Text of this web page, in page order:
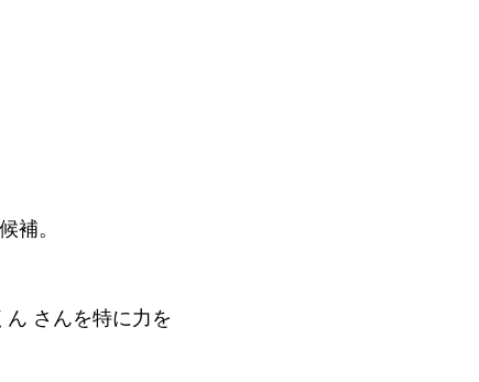
補。
さんを特に力を